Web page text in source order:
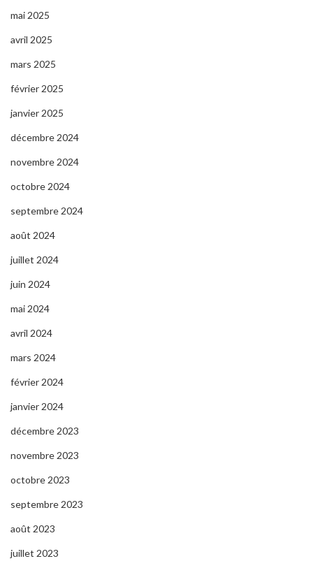
mai 2025
avril 2025
mars 2025
février 2025
janvier 2025
décembre 2024
novembre 2024
octobre 2024
septembre 2024
août 2024
juillet 2024
juin 2024
mai 2024
avril 2024
mars 2024
février 2024
janvier 2024
décembre 2023
novembre 2023
octobre 2023
septembre 2023
août 2023
juillet 2023